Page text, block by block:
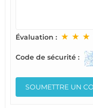
Évaluation : ★ ★ ★
Code de sécurité :